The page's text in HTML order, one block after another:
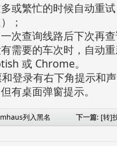
或繁忙的时候自动重
；
次查询线路后下次再
需要的车次时，自动
或 Chrome。
登录有右下角提示和
有桌面弹窗提示。
列入黑名
下一篇: [转]